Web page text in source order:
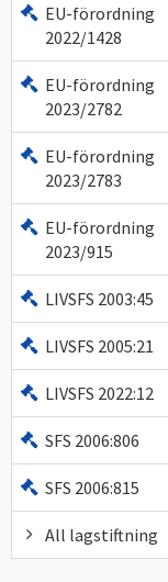
EU-förordning
2022/1428
EU-förordning
2023/2782
EU-förordning
2023/2783
EU-förordning
2023/915
LIVSFS 2003:45
LIVSFS 2005:21
LIVSFS 2022:12
SFS 2006:806
SFS 2006:815
All lagstiftning